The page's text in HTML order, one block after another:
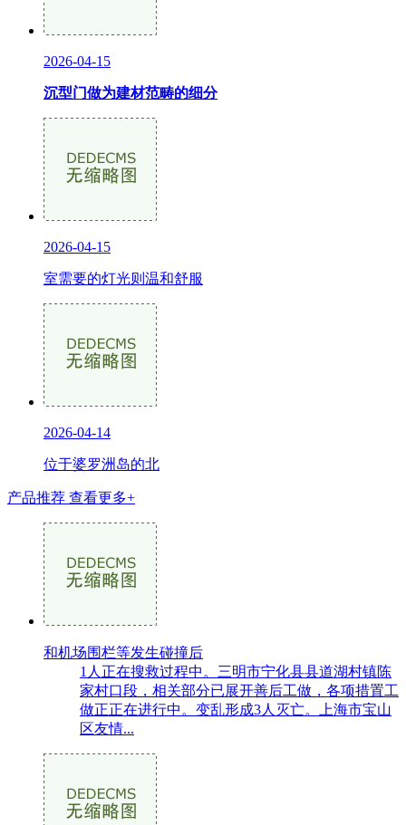
2026-04-15
沉型门做为建材范畴的细分
2026-04-15
室需要的灯光则温和舒服
2026-04-14
位于婆罗洲岛的北
产品推荐 查看更多+
和机场围栏等发生碰撞后
1人正在搜救过程中。三明市宁化县县道湖村镇陈
家村口段，相关部分已展开善后工做，各项措置工
做正正在进行中。变乱形成3人灭亡。上海市宝山
区友情...